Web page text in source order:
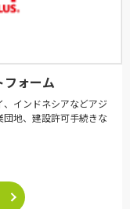
フォーム
インドネシアなどアジ
地、建設許可手続きな